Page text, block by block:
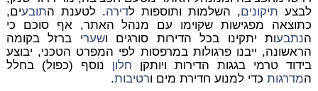
לבצע תיקונים, השלמות ותוספות לדירה. לטענת התובעים,
כתוצאה מפגישות שקוימו עם מנהל האתר, אף סוכם כי
הנתבעות יתקינו בכל הדירות סורגים ושערי ברזל בקומה
הראשונה, ייבנו פרגולות במרפסות לפי המפרט הטכני, יבוצע
בידוד טרמי בגגות הדירות ויותקן חלון נוסף (כפול) בחלל
המדרגותכדי למנוע חדירת מים ורטיבות.